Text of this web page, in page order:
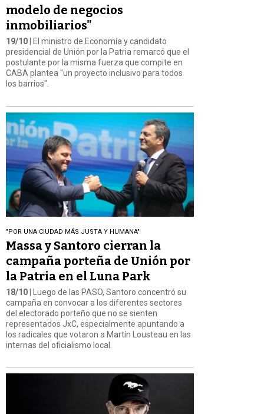
modelo de negocios
inmobiliarios"
19/10 | El ministro de Economía y candidato
presidencial de Unión por la Patria remarcó que el
postulante por la misma fuerza que compite en
CABA plantea "un proyecto inclusivo para todos
los barrios".
"POR UNA CIUDAD MÁS JUSTA Y HUMANA"
Massa y Santoro cierran la
campaña porteña de Unión por
la Patria en el Luna Park
18/10| Luego de las PASO, Santoro concentró su
campaña en convocar a los diferentes sectores
del electorado porteño que no se sienten
representados JxC, especialmente apuntando a
los radicales que votaron a Martín Lousteau en las
internas del oficialismo local.